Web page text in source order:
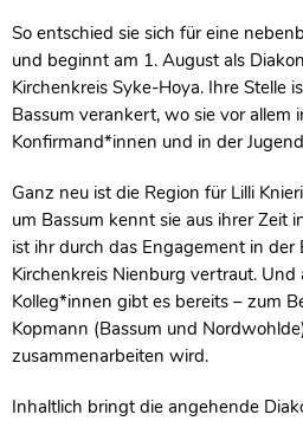
So entschied sie sich für eine
und beginnt am 1. August als
Kirchenkreis Syke-Hoya. Ihre Stelle
Bassum verankert, wo sie vor allem
Konfirmand*innen und in der
Ganz neu ist die Region für Lilli
um Bassum kennt sie aus ihrer Zeit
ist ihr durch das Engagement in der
Kirchenkreis Nienburg vertraut.
Kolleg*innen gibt es bereits – zum
Kopmann (Bassum und
zusammenarbeiten wird.
Inhaltlich bringt die angehende